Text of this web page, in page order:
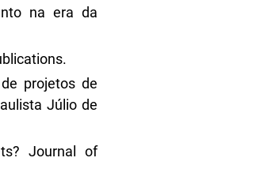
na era da
projetos de
Júlio de
Journal of